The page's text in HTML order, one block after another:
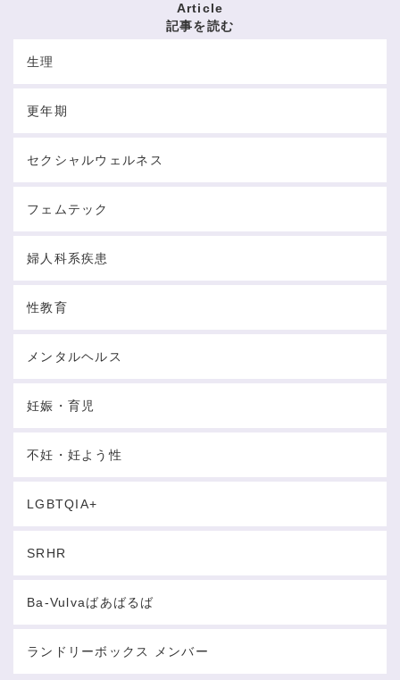
Article
記事を読む
生理
更年期
セクシャルウェルネス
フェムテック
婦人科系疾患
性教育
メンタルヘルス
妊娠・育児
不妊・妊よう性
LGBTQIA+
SRHR
Ba-Vulvaばあばるば
ランドリーボックス メンバー